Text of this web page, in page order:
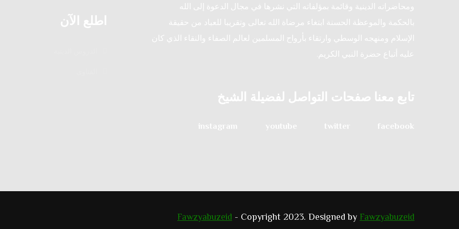
ومحاضراته الدينية وقائمة بمؤلفاته التي نشرها في مجال الدعوة إلى الله
بالحكمة والموعظة الحسنة ابتغاء مرضاة الله تعالى وتقريبا للعباد من حقيقة
الإسلام ومنهجه الوسطي وارتقاء بأرواح المسلمين لعالم الصفاء والنقاء الذي كان
عليه أتباع حضرة النبي الكريم.
تابع معنا صفحات التواصل لفضيلة الشيخ
facebook
twitter
youtube
instagram
اطلع الآن
Fawzyabuzeid - Copyright 2023. Designed by Fawzyabuzeid